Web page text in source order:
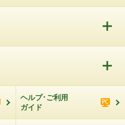
ヘルプ･ご利用
ガイド